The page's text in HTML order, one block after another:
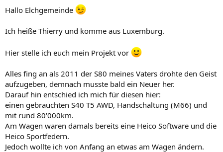
m
Hallo Elchgemeinde
Ich heiße Thierry und komme aus Luxemburg.
Hier stelle ich euch mein Projekt vor
Alles fing an als 2011 der S80 meines Vaters drohte den Geist
aufzugeben, demnach musste bald ein Neuer her.
Darauf hin entschied ich mich für diesen hier:
einen gebrauchten S40 T5 AWD, Handschaltung (M66) und
mit rund 80'000km.
Am Wagen waren damals bereits eine Heico Software und die
Heico Sportfedern.
Jedoch wollte ich von Anfang an etwas am Wagen ändern.